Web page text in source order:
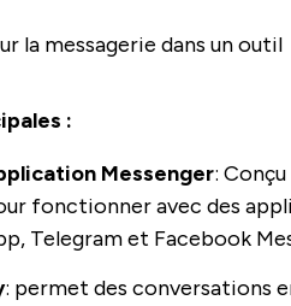
la messagerie dans un outil
:
Messenger: Conçu
fonctionner avec des
Telegram et Facebook
: permet des conversations